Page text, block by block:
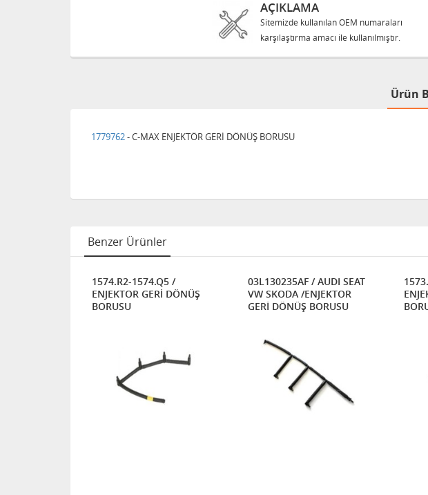
AÇIKLAMA
Sitemizde kullanılan OEM numaraları
karşılaştırma amacı ile kullanılmıştır.
Ürün
1779762- C-MAX ENJEKTÖR GERİ DÖNÜŞ BORUSU
Benzer Ürünler
MONDEO/CMAX/CONNECT/VOLVO/MAZDA
1574.R2-1574.Q5 /
ENJEKTOR GERİ DÖNÜŞ
BORUSU
03L130235AF / AUDI SEAT
VW SKODA /ENJEKTOR
GERİ DÖNÜŞ BORUSU